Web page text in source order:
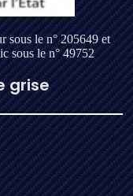
sous le n° 205649 et
sous le n° 49752
grise